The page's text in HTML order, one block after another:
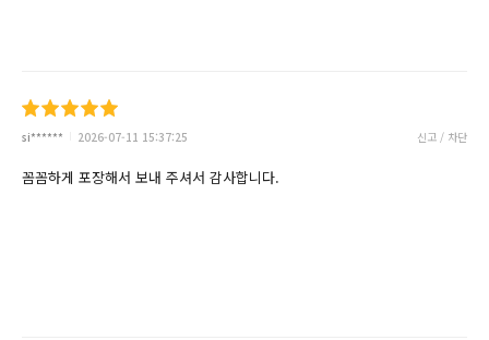
si****** 2026-07-11 15:37:25 신고 / 차단
꼼꼼하게 포장해서 보내 주셔서 감사합니다.